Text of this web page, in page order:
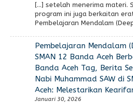
[…] setelah menerima materi.
program ini juga berkaitan
Pembelajaran Mendalam
Pembelajaran Mendalam
SMAN 12 Banda Aceh
Banda Aceh Tag, Berita
Nabi Muhammad SAW di
Aceh: Melestarikan
Januari 30, 2026